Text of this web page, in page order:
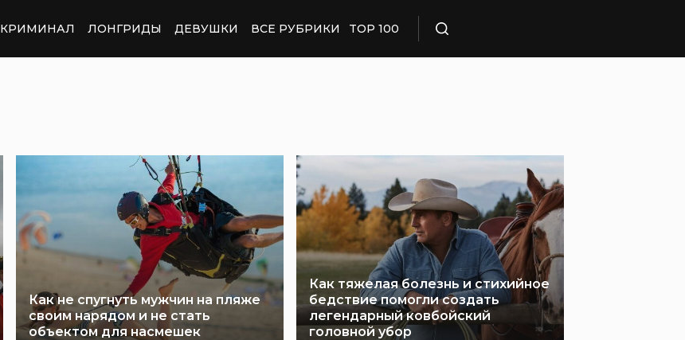
КРИМИНАЛ ЛОНГРИДЫ ДЕВУШКИ ВСЕ РУБРИКИ TOP 100
Как не спугнуть мужчин на пляже
своим нарядом и не стать
объектом для насмешек
Как тяжелая болезнь и стихийное
бедствие помогли создать
легендарный ковбойский
головной убор